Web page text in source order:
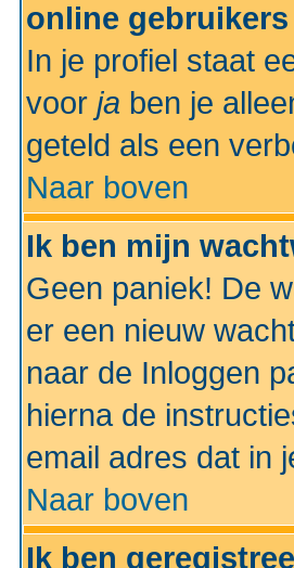
online
In je profiel staat
voor ja ben je
geteld als een
Naar boven
Ik ben mijn
Geen paniek! De
er een nieuw
naar de Inloggen
hierna de
email adres dat in
Naar boven
Ik ben